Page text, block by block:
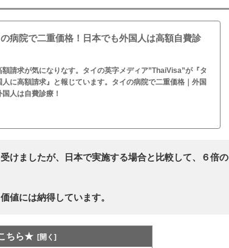
病院で二重価格！日本でも外国人は高額自費診
請求が気になりなす。タイの英字メディア”ThaiVisa”が『タ
に高額請求』と報じています。タイの病院で二重価格｜外国
人は自費診療！
けましたが、日本で実施する場合と比較して、６倍の
値には納得しています。
ちら★